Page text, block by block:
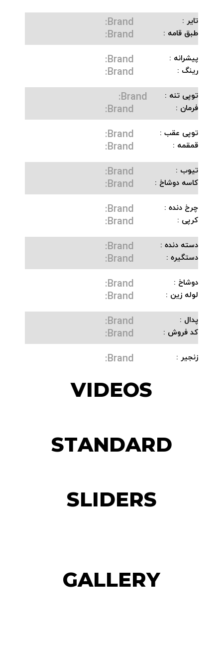
تایر : Brand:
طبق قامه : Brand:
پیشرانه : Brand:
رینگ : Brand:
توپی تنه : Brand:
فرمان : Brand:
توپی عقب : Brand:
قمقمه : Brand:
تیوب : Brand:
کاسه دوشاخ : Brand:
چرخ دنده : Brand:
کرپی : Brand:
دسته دنده : Brand:
دستگیره : Brand:
دوشاخ : Brand:
لوله زین : Brand:
پدال : Brand:
کد فروش : Brand:
زنجیر : Brand:
VIDEOS
STANDARD
SLIDERS
GALLERY